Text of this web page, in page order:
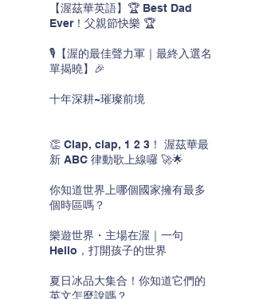
【渥茲華英語】🏆 Best Dad
Ever！父親節快樂 🏆
🎙️【渥的最佳聲力軍｜最終入選名
單揭曉】🎉
十年深耕~璀璨前境
👏 Clap, clap, 1 2 3！ 渥茲華最
新 ABC 律動歌上線囉 🚀🌟
你知道世界上哪個國家擁有最多
個時區嗎？
樂遊世界・主場在渥｜一句
Hello，打開孩子的世界
夏日冰品大集合！你知道它們的
英文怎麼說嗎？